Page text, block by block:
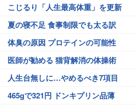
こじるり「人生最高体重」を更新
夏の寝不足 食事制限でも太る訳
体臭の原因 プロテインの可能性
医師が勧める 猫背解消の体操術
人生台無しに…やめるべき7項目
465gで321円 ドンキプリン品薄